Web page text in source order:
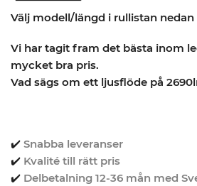
Välj modell/längd i rullistan nedan
Vi har tagit fram det bästa inom
mycket bra pris.
Vad sägs om ett ljusflöde på
✔️ Snabba leveranser
✔️ Kvalité till rätt pris
✔️ Delbetalning 12-36 mån med